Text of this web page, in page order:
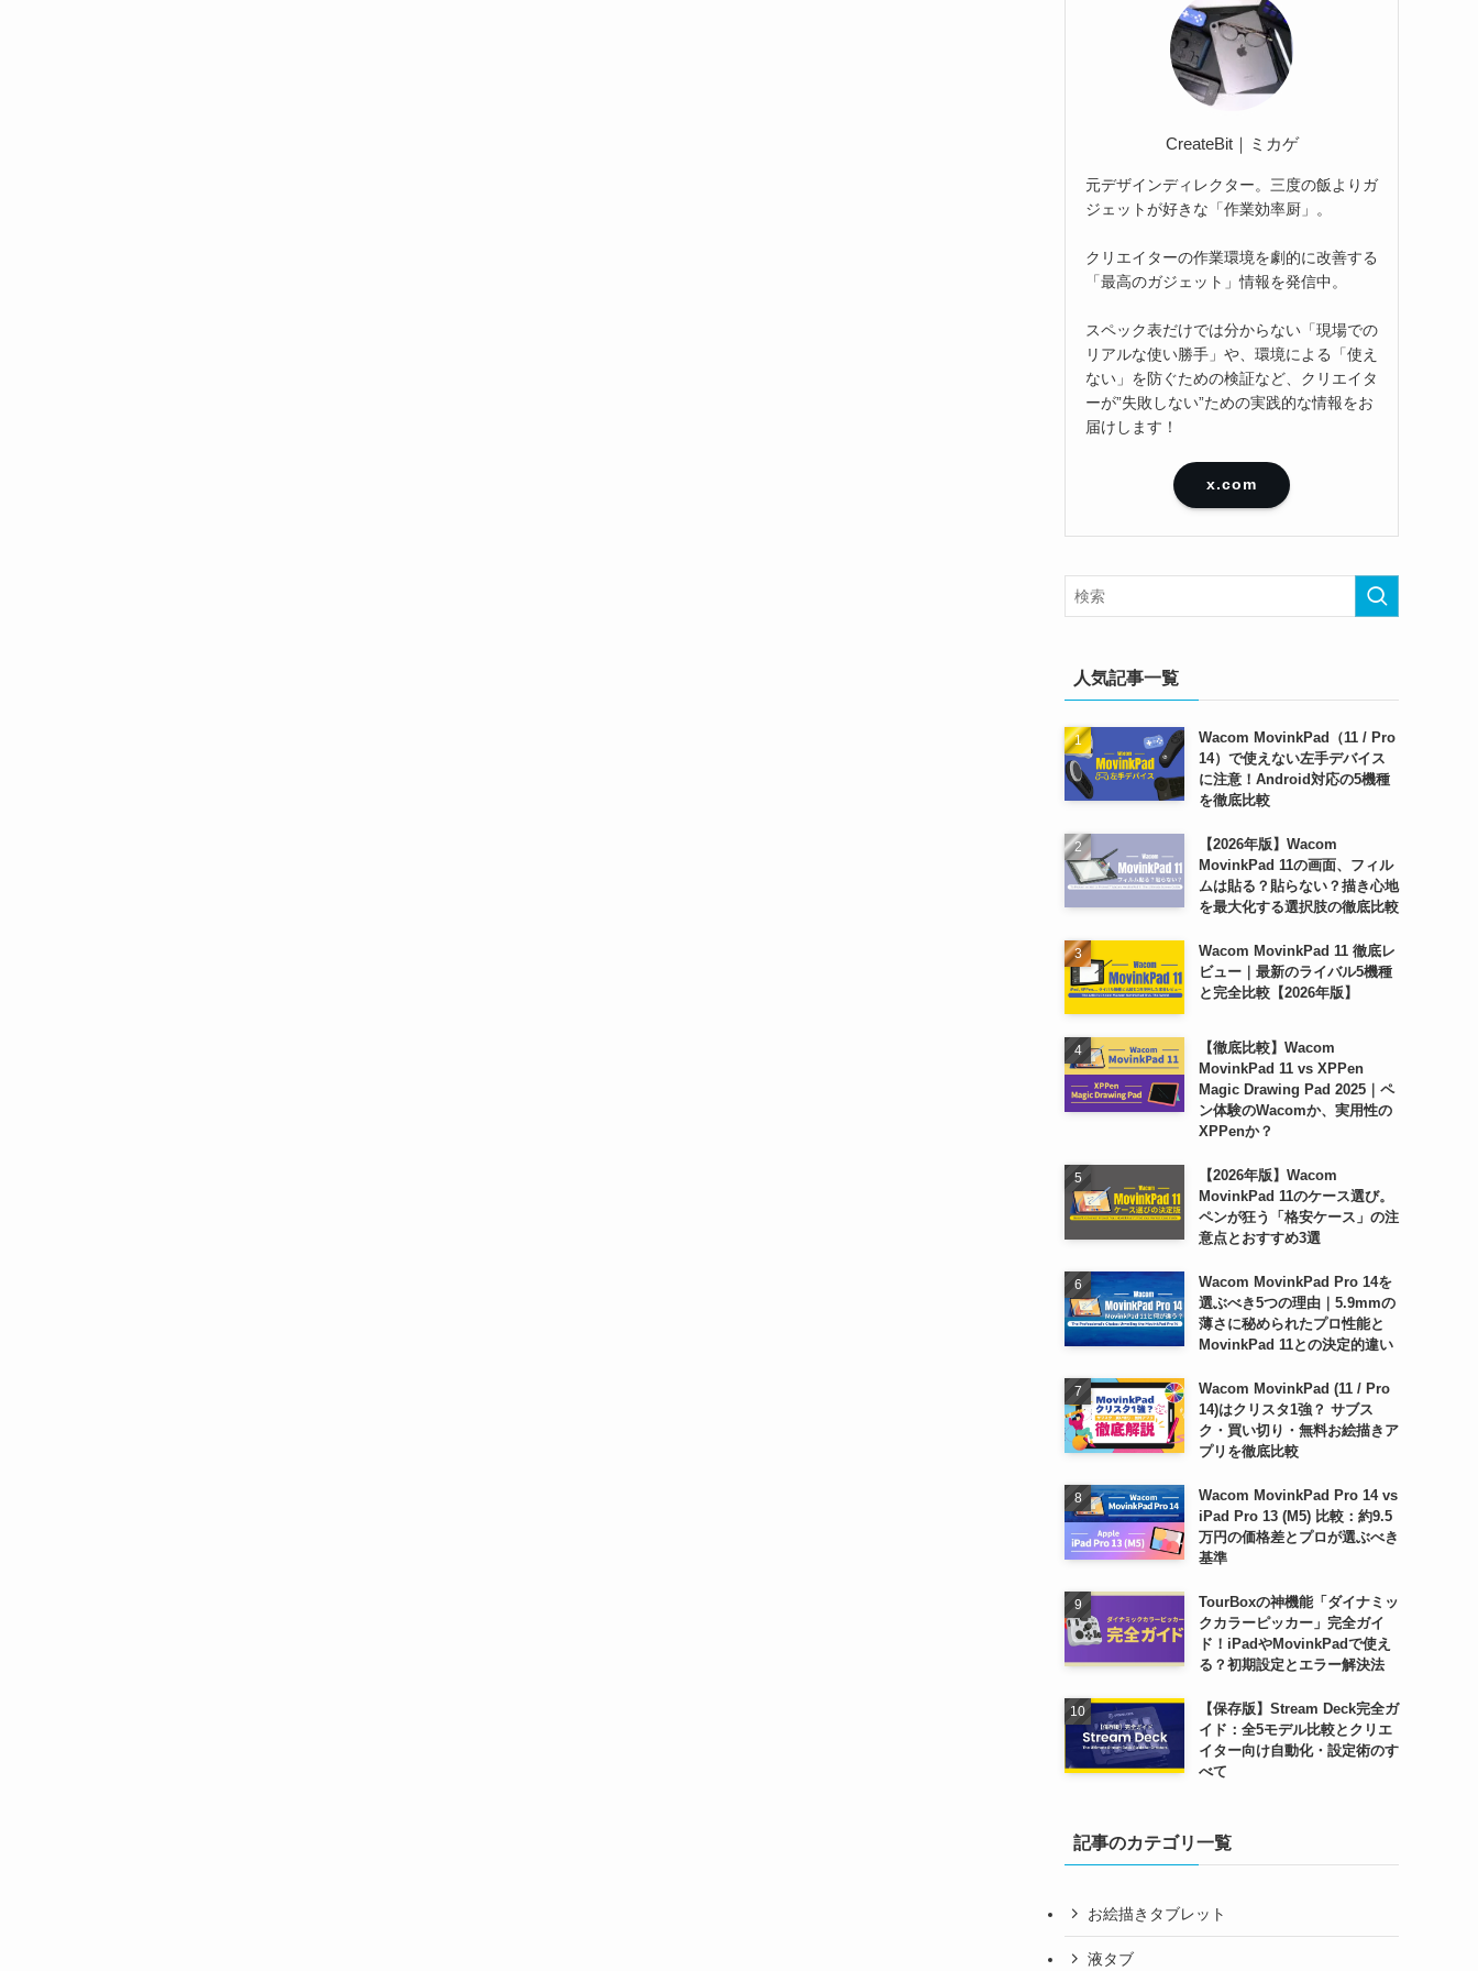
CreateBit｜ミカゲ
元デザインディレクター。三度の飯よりガ
ジェットが好きな「作業効率厨」。
クリエイターの作業環境を劇的に改善する
「最高のガジェット」情報を発信中。
スペック表だけでは分からない「現場での
リアルな使い勝手」や、環境による「使え
ない」を防ぐための検証など、クリエイタ
ーが”失敗しない”ための実践的な情報をお
届けします！
x.com
人気記事一覧
Wacom MovinkPad（11 / Pro
14）で使えない左手デバイス
に注意！Android対応の5機種
を徹底比較
【2026年版】Wacom
MovinkPad 11の画面、フィル
ムは貼る？貼らない？描き心地
を最大化する選択肢の徹底比較
Wacom MovinkPad 11 徹底レ
ビュー｜最新のライバル5機種
と完全比較【2026年版】
【徹底比較】Wacom
MovinkPad 11 vs XPPen
Magic Drawing Pad 2025｜ペ
ン体験のWacomか、実用性の
XPPenか？
【2026年版】Wacom
MovinkPad 11のケース選び。
ペンが狂う「格安ケース」の注
意点とおすすめ3選
Wacom MovinkPad Pro 14を
選ぶべき5つの理由｜5.9mmの
薄さに秘められたプロ性能と
MovinkPad 11との決定的違い
Wacom MovinkPad (11 / Pro
14)はクリスタ1強？ サブス
ク・買い切り・無料お絵描きア
プリを徹底比較
Wacom MovinkPad Pro 14 vs
iPad Pro 13 (M5) 比較：約9.5
万円の価格差とプロが選ぶべき
基準
TourBoxの神機能「ダイナミッ
クカラーピッカー」完全ガイ
ド！iPadやMovinkPadで使え
る？初期設定とエラー解決法
【保存版】Stream Deck完全ガ
イド：全5モデル比較とクリエ
イター向け自動化・設定術のす
べて
記事のカテゴリ一覧
お絵描きタブレット
液タブ